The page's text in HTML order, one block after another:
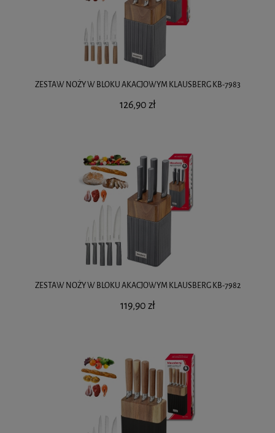
ZESTAW NOŻY W BLOKU AKACJOWYM KLAUSBERG KB-7983
126,90 zł
ZESTAW NOŻY W BLOKU AKACJOWYM KLAUSBERG KB-7982
119,90 zł